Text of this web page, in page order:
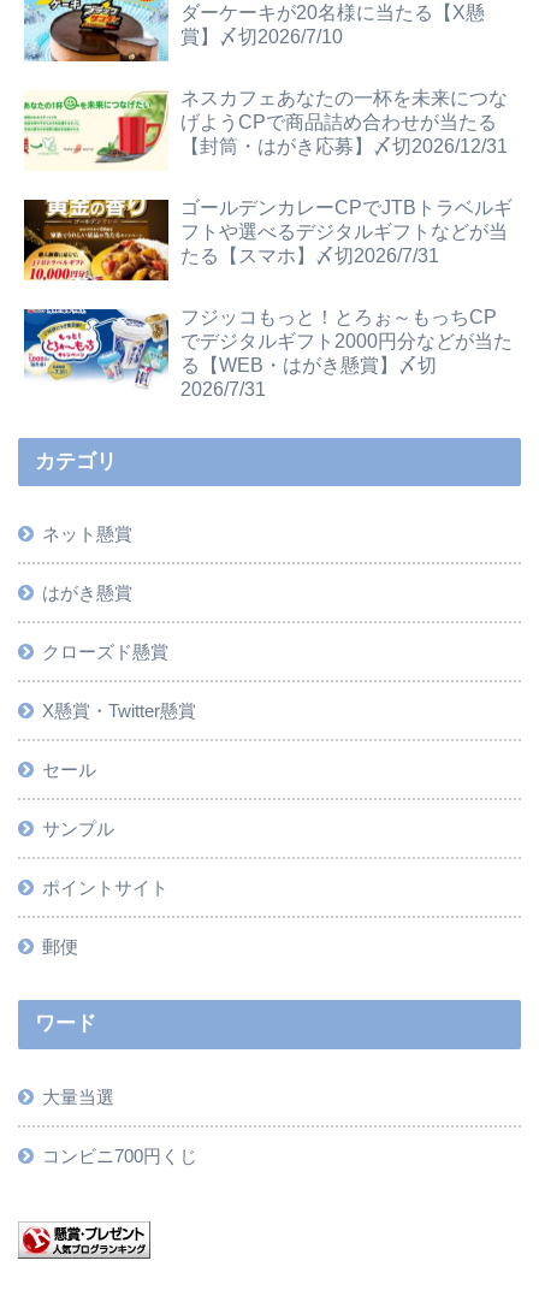
ダーケーキが20名様に当たる【X懸
賞】〆切2026/7/10
ネスカフェあなたの一杯を未来につな
げようCPで商品詰め合わせが当たる
【封筒・はがき応募】〆切2026/12/31
ゴールデンカレーCPでJTBトラベルギ
フトや選べるデジタルギフトなどが当
たる【スマホ】〆切2026/7/31
フジッコもっと！とろぉ～もっちCP
でデジタルギフト2000円分などが当た
る【WEB・はがき懸賞】〆切
2026/7/31
カテゴリ
ネット懸賞
はがき懸賞
クローズド懸賞
X懸賞・Twitter懸賞
セール
サンプル
ポイントサイト
郵便
ワード
大量当選
コンビニ700円くじ